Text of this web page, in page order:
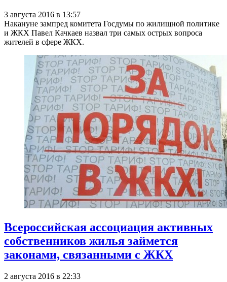
3 августа 2016 в 13:57
Накануне зампред комитета Госдумы по жилищной политике
и ЖКХ Павел Качкаев назвал три самых острых вопроса
жителей в сфере ЖКХ.
Всероссийская ассоциация активных
собственников жилья займется
законами, связанными с ЖКХ
2 августа 2016 в 22:33